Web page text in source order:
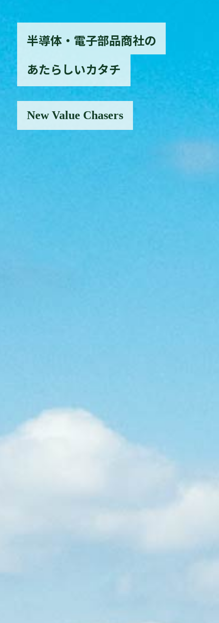
半導体・電子部品商社の
あたらしいカタチ
New Value Chasers